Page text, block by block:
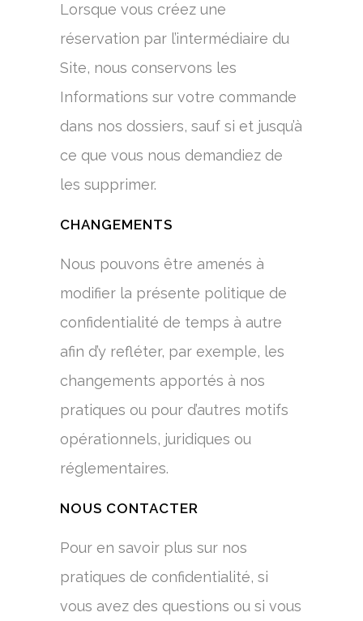
Lorsque vous créez une
réservation par l’intermédiaire du
Site, nous conservons les
Informations sur votre commande
dans nos dossiers, sauf si et jusqu’à
ce que vous nous demandiez de
les supprimer.
CHANGEMENTS
Nous pouvons être amenés à
modifier la présente politique de
confidentialité de temps à autre
afin d’y refléter, par exemple, les
changements apportés à nos
pratiques ou pour d’autres motifs
opérationnels, juridiques ou
réglementaires.
NOUS CONTACTER
Pour en savoir plus sur nos
pratiques de confidentialité, si
vous avez des questions ou si vous